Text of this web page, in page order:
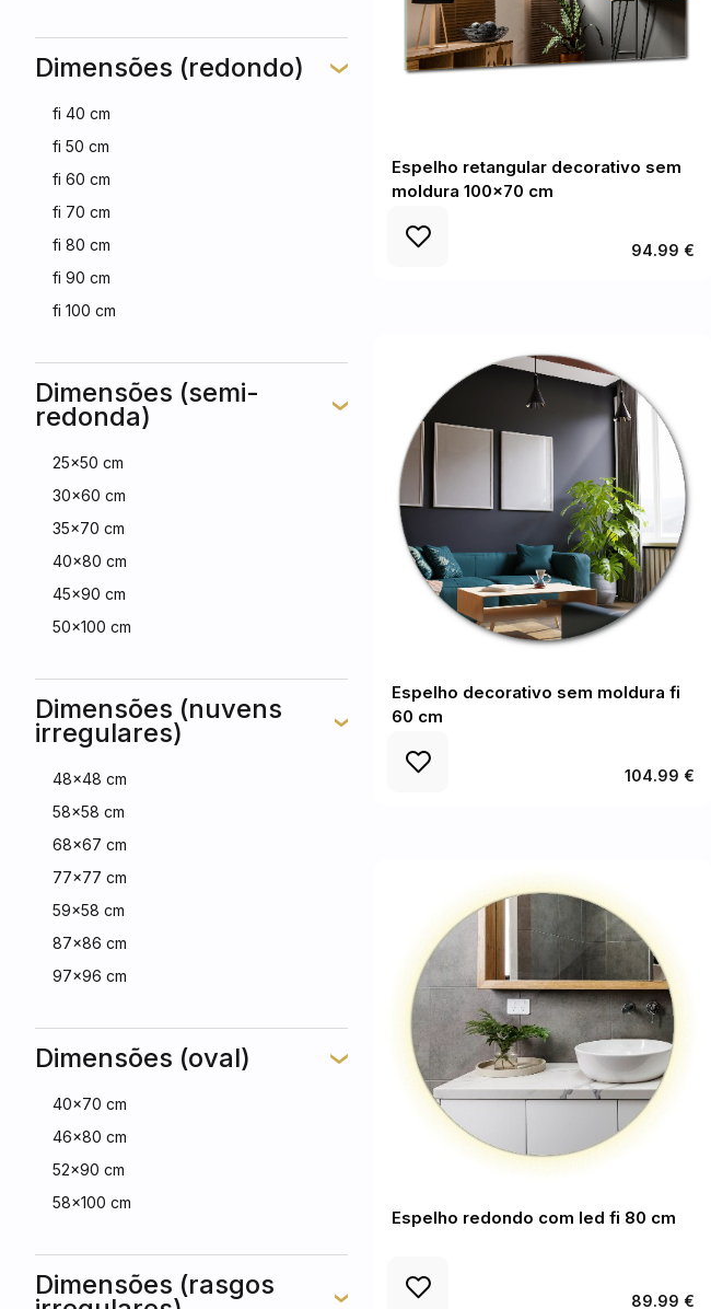
Dimensões (redondo)
fi 40 cm
fi 50 cm
fi 60 cm
fi 70 cm
fi 80 cm
fi 90 cm
fi 100 cm
Dimensões (semi-
redonda)
25x50 cm
30x60 cm
35x70 cm
40x80 cm
45x90 cm
50x100 cm
Dimensões (nuvens
irregulares)
48x48 cm
58x58 cm
68x67 cm
77x77 cm
59x58 cm
87x86 cm
97x96 cm
Dimensões (oval)
40x70 cm
46x80 cm
52x90 cm
58x100 cm
Dimensões (rasgos
Espelho retangular decorativo sem
moldura 100x70 cm
94.99 €
Espelho decorativo sem moldura fi
60 cm
104.99 €
Espelho redondo com led fi 80 cm
89.99 €